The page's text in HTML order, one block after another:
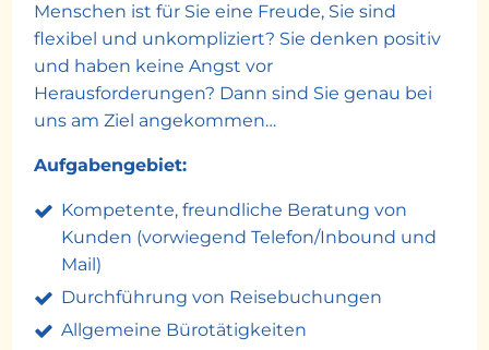
Menschen ist für Sie eine Freude, Sie sind
flexibel und unkompliziert? Sie denken positiv
und haben keine Angst vor
Herausforderungen? Dann sind Sie genau bei
uns am Ziel angekommen…
Aufgabengebiet:
Kompetente, freundliche Beratung von
Kunden (vorwiegend Telefon/Inbound und
Mail)
Durchführung von Reisebuchungen
Allgemeine Bürotätigkeiten